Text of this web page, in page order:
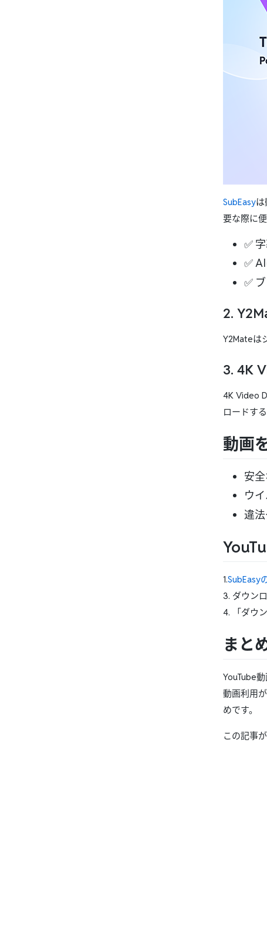
SubEasy
要な際に便
✅
✅
✅
2.
Y2Mateは
3. 4K
4K Video
ロードす
動画
安
ウ
違
1.SubEasy
3. ダウン
4. 「ダウ
まと
YouTube
動画利用
めです。
この記事